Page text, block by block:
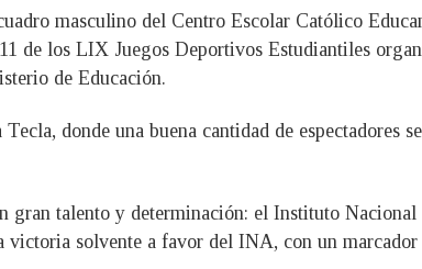
masculino del Centro Escolar Católico
de los LIX Juegos Deportivos Estudiantiles
de Educación.
donde una buena cantidad de espectadores
gran talento y determinación: el Instituto
victoria solvente a favor del INA, con un